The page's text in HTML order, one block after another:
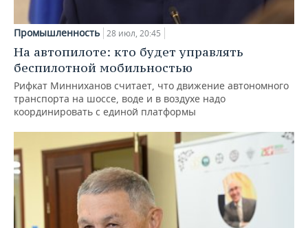
Промышленность 28 июл, 20:45
На автопилоте: кто будет управлять
беспилотной мобильностью
Рифкат Минниханов считает, что движение автономного
транспорта на шоссе, воде и в воздухе надо
координировать с единой платформы